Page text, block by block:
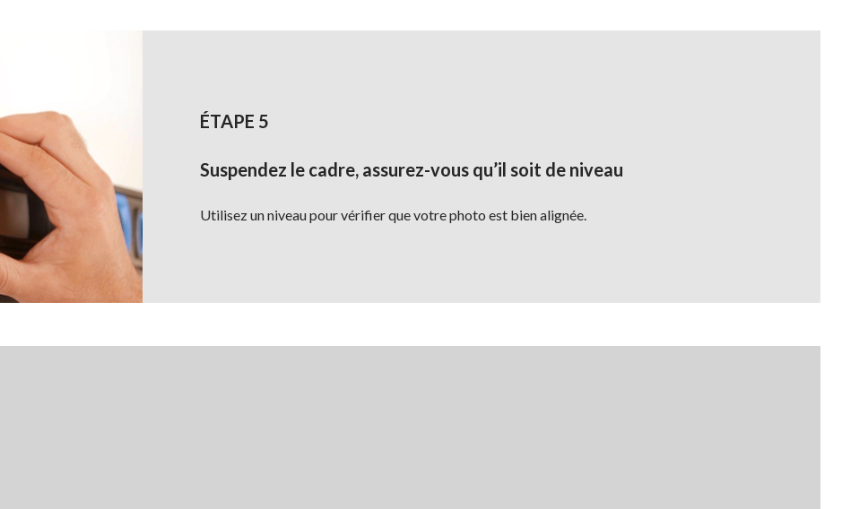
ÉTAPE 5
Suspendez le cadre, assurez-vous qu’il soit de niveau
Utilisez un niveau pour vérifier que votre photo est bien alignée.